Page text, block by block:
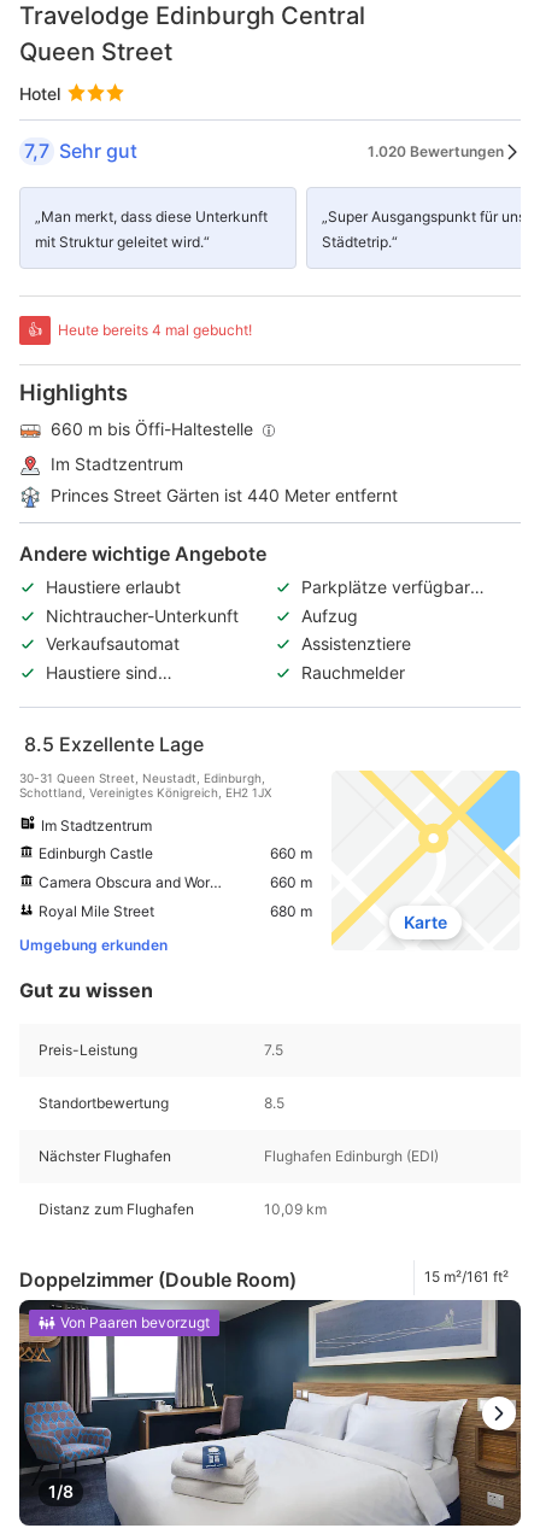
Travelodge Edinburgh Central
Queen Street
Hotel
7,7 Sehr gut 1.020 Bewertungen
„Man merkt, dass diese Unterkunft
mit Struktur geleitet wird.“
„Super Ausgangspunkt für
Städtetrip.“
👍 Heute bereits 4 mal gebucht!
Highlights
660 m bis Öffi-Haltestelle
Im Stadtzentrum
Princes Street Gärten ist 440 Meter entfernt
Andere wichtige Angebote
Haustiere erlaubt
Parkplätze verfügbar
(kostenpflichtig)
Nichtraucher-Unterkunft
Aufzug
Verkaufsautomat
Assistenztiere
Haustiere sind
Rauchmelder
8.5 Exzellente Lage
30-31 Queen Street, Neustadt, Edinburgh,
Schottland, Vereinigtes Königreich, EH2 1JX
Im Stadtzentrum
Edinburgh Castle
660 m
Camera Obscura and World of Illusions
660 m
Royal Mile Street
680 m
Umgebung erkunden
Karte
Gut zu wissen
Preis-Leistung 7.5
Standortbewertung 8.5
Nächster Flughafen Flughafen Edinburgh (EDI)
Distanz zum Flughafen 10,09 km
Doppelzimmer (Double Room) 15 m²/161 ft²
1/8
Von Paaren bevorzugt